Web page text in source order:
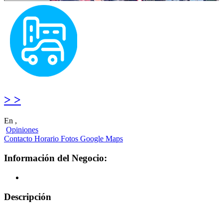
> >
En ,
Opiniones
Contacto Horario Fotos Google Maps
Información del Negocio:
Descripción